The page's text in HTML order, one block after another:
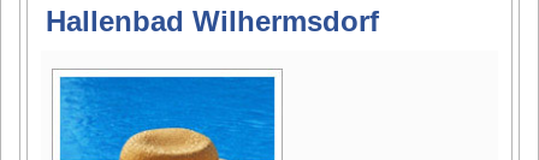
Hallenbad Wilhermsdorf